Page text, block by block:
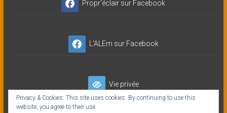
Propr'éclair sur Facebook
L'ALEm sur Facebook
Vie privée
Privacy & Cookies: This site uses cookies. By continuing to use this
website, you agree to their use.